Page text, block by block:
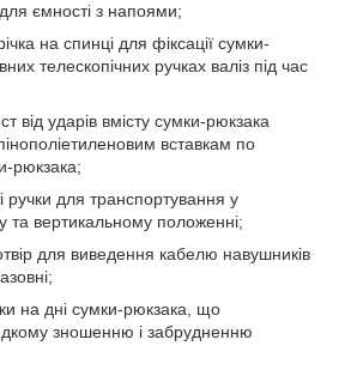
ємності з напоями;
на спинці для фіксації сумки-
телескопічних ручках валіз під час
від ударів вмісту сумки-рюкзака
вставкам по
рюкзака;
ручки для транспортування у
та вертикальному положенні;
для виведення кабелю навушників
на дні сумки-рюкзака, що
зношенню і забрудненню